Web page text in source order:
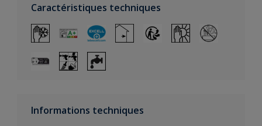
Caractéristiques techniques
Informations techniques